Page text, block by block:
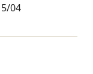
04